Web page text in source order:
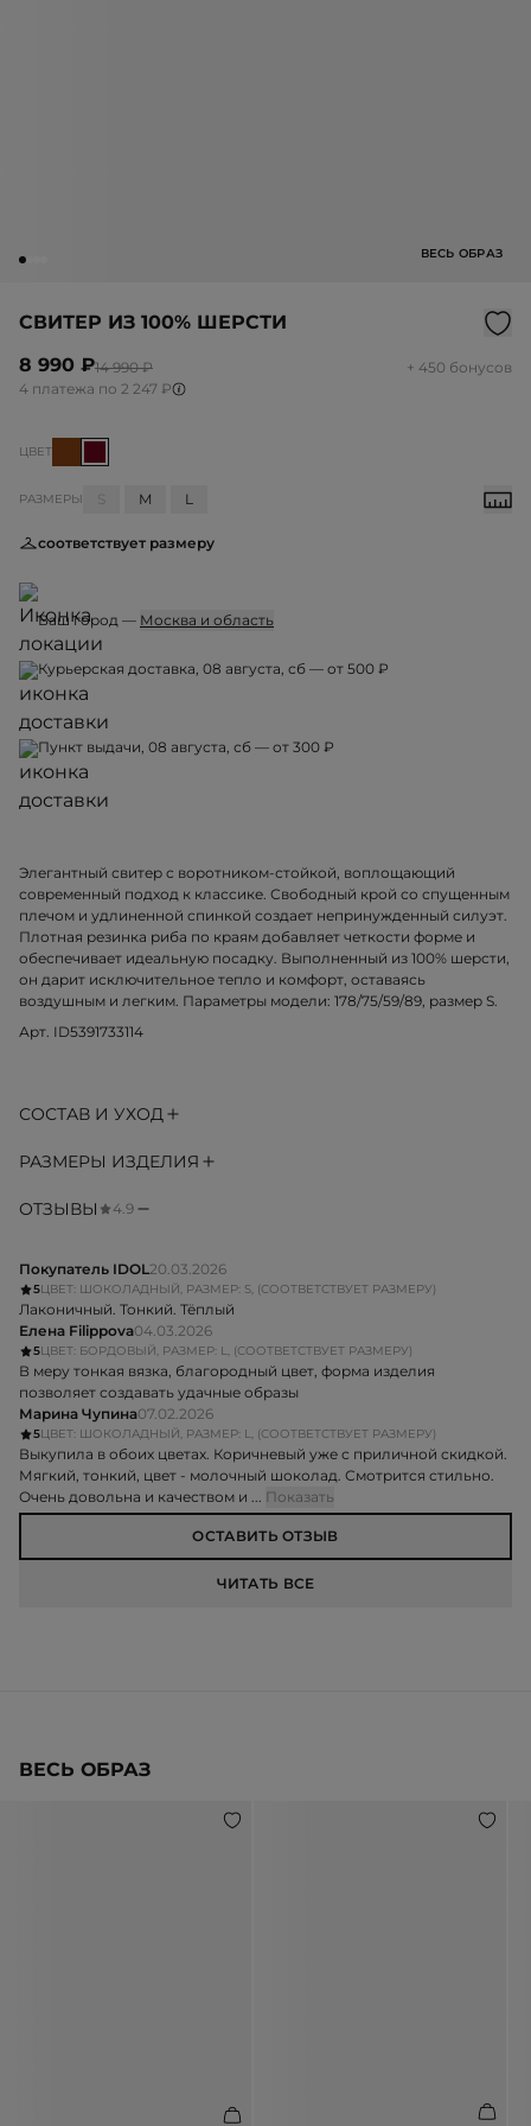
ВЕСЬ ОБРАЗ
СВИТЕР ИЗ 100% ШЕРСТИ
8 990 ₽14 990 ₽
+ 450 бонусов
4 платежа по 2 247 ₽
ЦВЕТ
РАЗМЕРЫ M L
соответствует размеру
Ваш город — Москва и область
Курьерская доставка, 08 августа, сб — от 500 ₽
Пункт выдачи, 08 августа, сб — от 300 ₽
Элегантный свитер с воротником-стойкой, воплощающий
современный подход к классике. Свободный крой со спущенным
плечом и удлиненной спинкой создает непринужденный силуэт.
Плотная резинка риба по краям добавляет четкости форме и
обеспечивает идеальную посадку. Выполненный из 100% шерсти,
он дарит исключительное тепло и комфорт, оставаясь
воздушным и легким. Параметры модели: 178/75/59/89, размер S.
Арт. ID5391733114
СОСТАВ И УХОД
РАЗМЕРЫ ИЗДЕЛИЯ
ОТЗЫВЫ 4.9
Покупатель IDOL20.03.2026
5ЦВЕТ: ШОКОЛАДНЫЙ, РАЗМЕР: S, (СООТВЕТСТВУЕТ РАЗМЕРУ)
Лаконичный. Тонкий. Тёплый
Елена Filippova04.03.2026
5ЦВЕТ: БОРДОВЫЙ, РАЗМЕР: L, (СООТВЕТСТВУЕТ РАЗМЕРУ)
В меру тонкая вязка, благородный цвет, форма изделия
позволяет создавать удачные образы
Марина Чупина07.02.2026
5ЦВЕТ: ШОКОЛАДНЫЙ, РАЗМЕР: L, (СООТВЕТСТВУЕТ РАЗМЕРУ)
Выкупила в обоих цветах. Коричневый уже с приличной скидкой.
Мягкий, тонкий, цвет - молочный шоколад. Смотрится стильно.
Очень довольна и качеством и ... Показать
ОСТАВИТЬ ОТЗЫВ
ЧИТАТЬ ВСЕ
ВЕСЬ ОБРАЗ